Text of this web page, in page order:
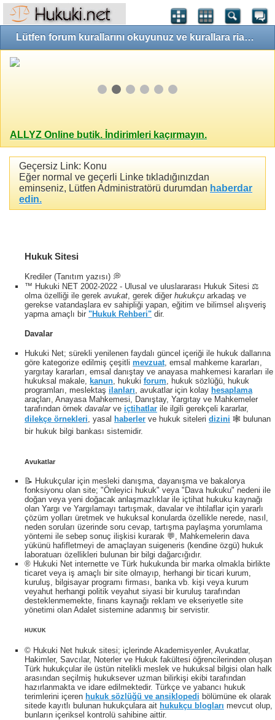
Lütfen forum kurallarını okuyunuz ve kurallara riayet ediniz!
ALLYZ Online butik. İndirimleri kaçırmayın.
Geçersiz Link: Konu
Eğer normal ve geçerli Linke tıkladığınızdan
eminseniz, Lütfen Administratörü durumdan haberdar
edin.
Hukuk Sitesi
Krediler (Tanıtım yazısı) 💭
™ Hukuki NET 2002-2022 - Ulusal ve uluslararası Hukuk Sitesi ⚖️
olma özelliği ile gerek avukat , gerek diğer hukukçu arkadaş ve
gerekse vatandaşlara ev sahipliği yapan, eğitim ve bilimsel alışveriş
yapma amaçlı bir "Hukuk Rehberi" dir.
Davalar
Hukuki Net; sürekli yenilenen faydalı güncel içeriği ile hukuk dallarına
göre kategorize edilmiş çeşitli mevzuat, emsal mahkeme kararları,
yargıtay kararları, emsal danıştay ve anayasa mahkemesi kararları ile
hukuksal makale, kanun, hukuki forum, hukuk sözlüğü, hukuk
programları, meslektaş ilanları, avukatlar için kolay hesaplama
araçları, Anayasa Mahkemesi, Danıştay, Yargıtay ve Mahkemeler
tarafından örnek davalarve içtihatlar ile ilgili gerekçeli kararlar,
dilekçe örnekleri, yasal haberler ve hukuk siteleri dizini 🕸 bulunan
bir hukuk bilgi bankası sistemidir.
Avukatlar
📝 Hukukçular için mesleki danışma, dayanışma ve bakalorya
fonksiyonu olan site; "Önleyici hukuk" veya "Dava hukuku" nedeni ile
doğan veya yeni doğacak anlaşmazlıklar ile içtihat hukuku kaynağı
olan Yargı ve Yargılamayı tartışmak, davalar ve ihtilaflar için yararlı
çözüm yolları üretmek ve hukuksal konularda özellikle nerede, nasıl,
neden soruları üzerinde soru cevap, tartışma paylaşma yorumlama
yöntemi ile sebep sonuç ilişkisi kurarak 💬, Mahkemelerin dava
yükünü hafifletmeyi de amaçlayan suigeneris (kendine özgü) hukuk
laboratuarı özellikleri bulunan bir bilgi dağarcığıdır.
® Hukuki Net internette ve Türk hukukunda bir marka olmakla birlikte
ticaret veya iş amaçlı bir site olmayıp, herhangi bir ticari kurum,
kuruluş, bilgisayar programı firması, banka vb. kişi veya kurum
veyahut herhangi politik veyahut siyasi bir kuruluş tarafından
desteklenmemekte, finans kaynağı reklam ve ekseriyetle site
yönetimi olan Adalet sistemine adanmış bir servistir.
HUKUK
© Hukuki Net hukuk sitesi; içlerinde Akademisyenler, Avukatlar,
Hakimler, Savcılar, Noterler ve Hukuk fakültesi öğrencilerinden oluşan
Türk hukukçular ile üstün nitelikli meslek ve hukuksal bilgisi olan halk
arasından seçilmiş hukuksever uzman bilirkişi ekibi tarafından
hazırlanmakta ve idare edilmektedir. Türkçe ve yabancı hukuk
terimlerini içeren hukuk sözlüğü ve ansiklopedi bölümüne ek olarak
sitede kayıtlı bulunan hukukçulara ait hukukçu blogları mevcut olup,
bunların içeriksel kontrolü sahibine aittir.